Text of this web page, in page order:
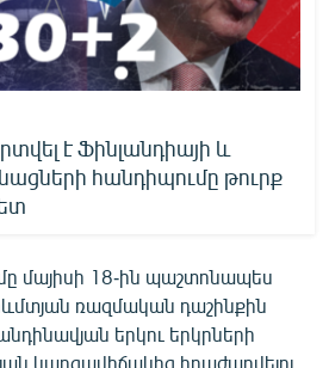
կայքերը
է Ֆինլանդիայի և
հանդիպումը թուրք
մայիսի 18-ին պաշտոնապես
ռազմական դաշինքին
երկու երկրների
կարգավիճակից հրաժարվելու